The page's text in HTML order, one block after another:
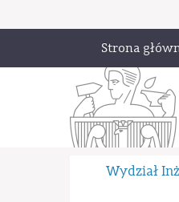
Strona
Wydział